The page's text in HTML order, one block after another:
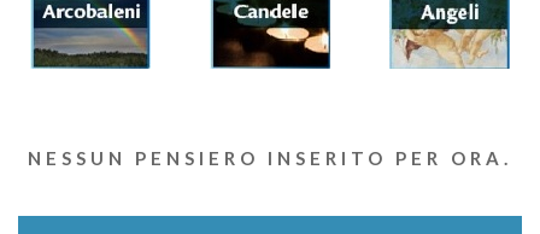
NESSUN PENSIERO INSERITO PER ORA.